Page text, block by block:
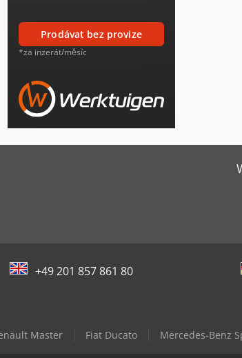
prodávat bez provize
*za inzerát/měsíc
+49 201 857 861 80
Master Fiat Ducato Mercedes-Benz